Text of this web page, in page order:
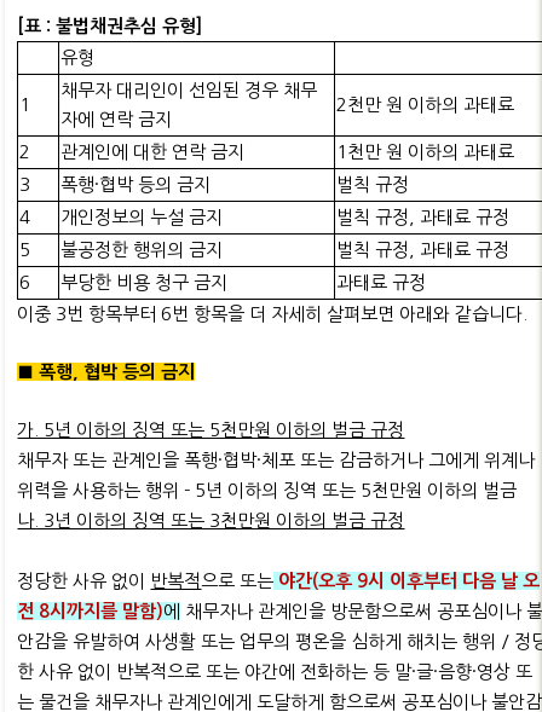
[표 : 불법채권추심 유형]
유형
1
채무자 대리인이 선임된 경우 채무
자에 연락 금지
2천만 원 이하의 과태료
2 관계인에 대한 연락 금지
1천만 원 이하의 과태료
3
폭행·협박 등의 금지
벌칙 규정
4
개인정보의 누설 금지
벌칙 규정, 과태료 규정
5
불공정한 행위의 금지
벌칙 규정, 과태료 규정
6
부당한 비용 청구 금지
과태료 규정
이중 3번 항목부터 6번 항목을 더 자세히 살펴보면 아래와 같습니다.
■ 폭행, 협박 등의 금지
가. 5년 이하의 징역 또는 5천만원 이하의 벌금 규정
채무자 또는 관계인을 폭행·협박·체포 또는 감금하거나 그에게 위계나
위력을 사용하는 행위 - 5년 이하의 징역 또는 5천만원 이하의 벌금
나. 3년 이하의 징역 또는 3천만원 이하의 벌금 규정
정당한 사유 없이 반복적으로 또는 야간(오후 9시 이후부터 다음 날 오
전 8시까지를 말함)에
채무자나 관계인을 방문함으로써 공포심이나
안감을 유발하여 사생활 또는 업무의 평온을 심하게 해치는 행위 / 정
한 사유 없이 반복적으로 또는 야간에 전화하는 등 말·글·음향·영상 또
는 물건을 채무자나 관계인에게 도달하게 함으로써 공포심이나 불안감